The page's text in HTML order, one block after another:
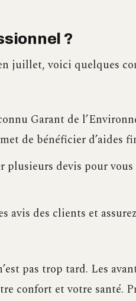
?
juillet, voici quelques
Garant de
de bénéficier d’aides
plusieurs devis pour
avis des clients et
pas trop tard. Les
confort et votre santé.